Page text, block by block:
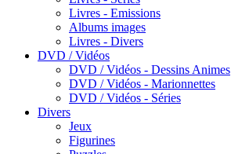
Livres - Emissions
Albums images
Livres - Divers
DVD / Vidéos
DVD / Vidéos - Dessins Animes
DVD / Vidéos - Marionnettes
DVD / Vidéos - Séries
Divers
Jeux
Figurines